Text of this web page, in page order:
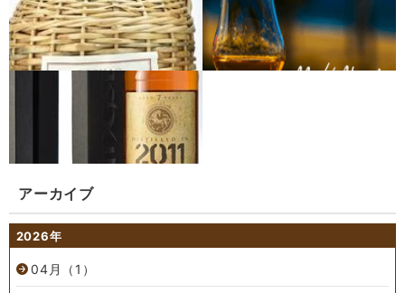
アーカイブ
2026年
04月（1）